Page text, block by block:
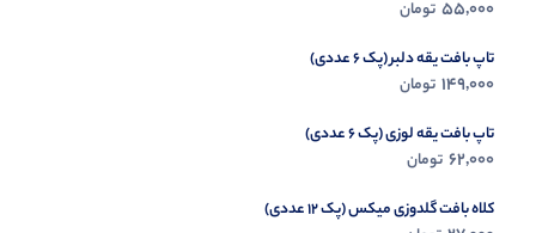
55,000 تومان
تاپ بافت یقه دلبر (پک 6 عددی)
149,000 تومان
تاپ بافت یقه لوزی (پک 6 عددی)
62,000 تومان
کلاه بافت گلدوزی میکس (پک 12 عددی)